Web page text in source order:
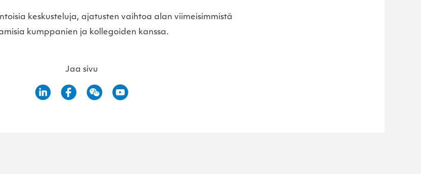
keskusteluja, ajatusten vaihtoa alan viimeisimmistä
kumppanien ja kollegoiden kanssa.
Jaa sivu